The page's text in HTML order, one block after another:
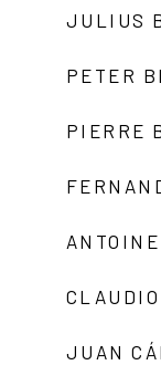
JULIUS
PETER
PIERRE
JUAN